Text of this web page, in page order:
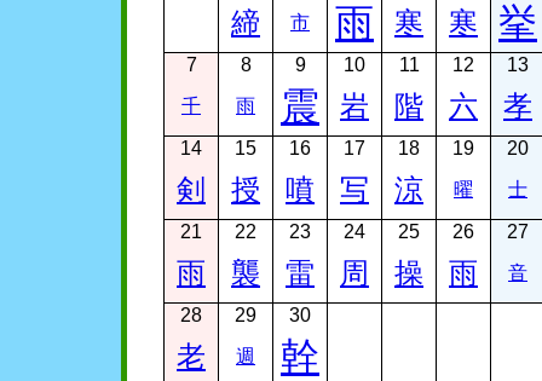
締
市
雨 寒 寒 挙
7
千
8
雨
9
震
10
岩
11
階
12
六
13
孝
14
剣
15
授
16
噴
17
写
18
涼
19
曜
20
士
21
雨
22
襲
23
雷
24
周
25
操
26
雨
27
音
28
老
29
週
30
幹